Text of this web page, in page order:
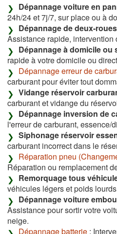
Dépannage voiture en
24h/24 et 7j/7, sur place ou à
Dépannage de deux-roues
Assistance rapide, intervention
Dépannage à domicile ou
rapide à votre domicile ou
Dépannage erreur de
carburant pour éviter tout
Vidange réservoir
carburant et vidange du
Dépannage inversion de
l'erreur de carburant, essence/
Siphonage réservoir
carburant incorrect dans le
Réparation pneu
Réparation ou remplacement
Remorquage tous
véhicules légers et poids
Dépannage voiture
Assistance pour sortir votre
neige.
Dépannage batterie :